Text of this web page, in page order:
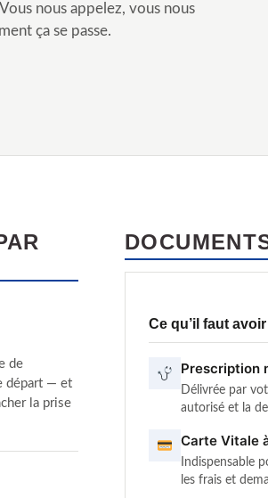
nous appelez, vous nous
ça se passe.
de
départ — et
la prise
Ce qu’il faut
Prescription
Délivrée par
autorisé et la
Carte Vitale
Indispensable
les frais et